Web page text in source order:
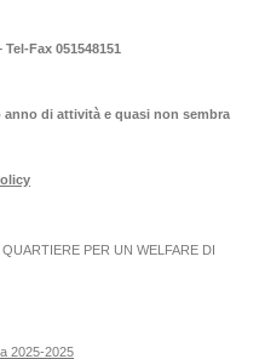
Fax 051548151
anno di attività e quasi non sembra
PER UN WELFARE DI
2025-2025